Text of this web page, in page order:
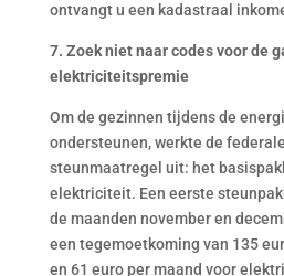
ontvangt u een kadastraal
7. Zoek niet naar codes voor de
elektriciteitspremie
Om de gezinnen tijdens de
ondersteunen, werkte de
steunmaatregel uit: het
elektriciteit. Een eerste
de maanden november en
een tegemoetkoming van 135
en 61 euro per maand voor